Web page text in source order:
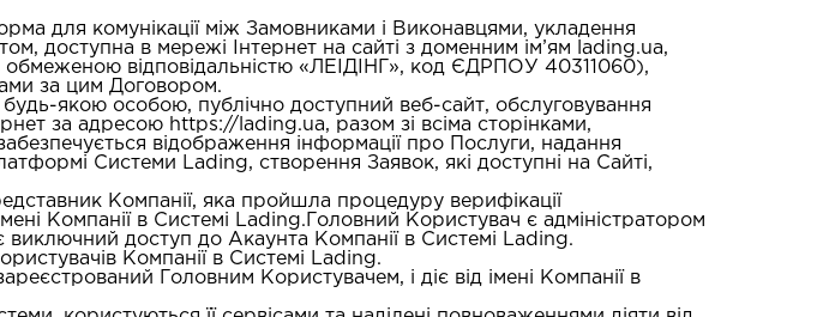
для комунікації між Замовниками і Виконавцями, укладення
доступна в мережі Інтернет на сайті з доменним ім’ям lading.ua,
відповідальністю «ЛЕІДІНГ», код ЄДРПОУ 40311060),
за цим Договором.
якою особою, публічно доступний веб-сайт, обслуговування
за адресою https://lading.ua, разом зі всіма сторінками,
відображення інформації про Послуги, надання
Системи Lading, створення Заявок, які доступні на Сайті,
Компанії, яка пройшла процедуру верифікації
Компанії в Системі Lading.Головний Користувач є адміністратором
доступ до Акаунта Компанії в Cистемі Lading.
Компанії в Системі Lading.
Головним Користувачем, і діє від імені Компанії в